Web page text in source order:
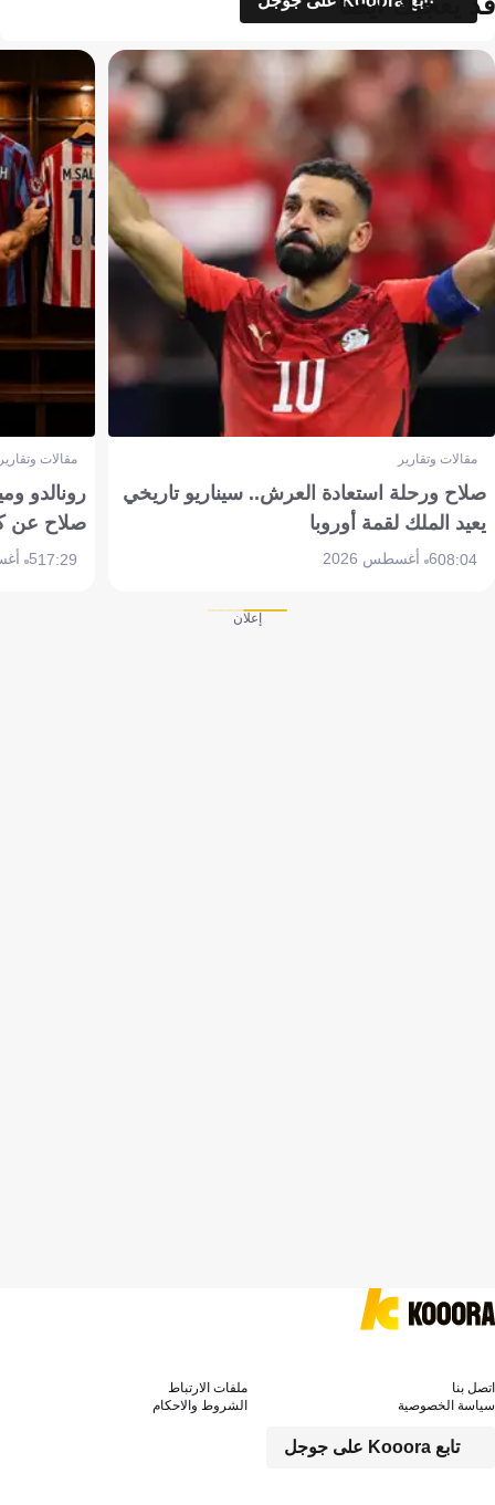
مقالات وتقارير
صلاح ورحلة استعادة العرش.. سيناريو تاريخي
يعيد الملك لقمة أوروبا
08:046 أغسطس 2026
مقالات
رونالدو
صلاح عن
17:295 أغسطس 2026
إعلان
تابع Kooora على جوجل
اتصل بنا
ملفات الارتباط
سياسة الخصوصية
الشروط والاحكام